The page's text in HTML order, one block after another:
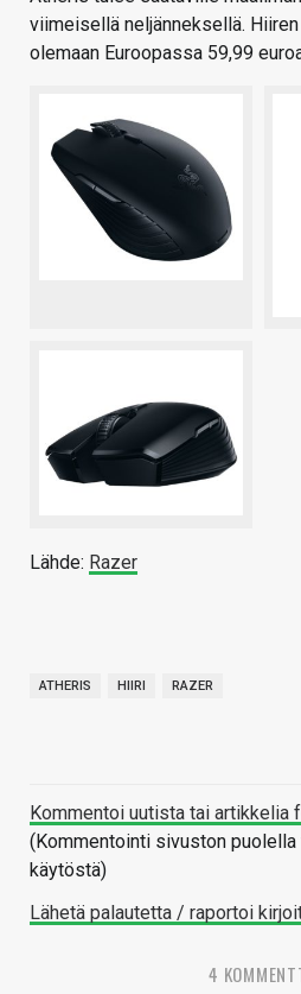
viimeisellä neljänneksellä.
olemaan Euroopassa 59,99
Lähde: Razer
ATHERIS HIIRI RAZER
Kommentoi uutista tai artikkelia
(Kommentointi sivuston
käytöstä)
Lähetä palautetta / raportoi
4